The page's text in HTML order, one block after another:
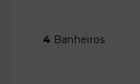
4 Banheiros